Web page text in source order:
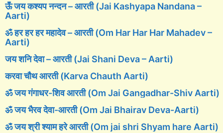
ऊँ जय कश्यप नन्दन – आरती (Jai Kashyapa Nandana –
Aarti)
ॐ हर हर हर महादेव – आरती (Om Har Har Har Mahadev –
Aarti)
जय शनि देवा – आरती (Jai Shani Deva – Aarti)
करवा चौथ आरती (Karva Chauth Aarti)
ॐ जय गंगाधर-शिव आरती (Om Jai Gangadhar-Shiv Aarti)
ॐ जय भैरव देवा-आरती (Om Jai Bhairav Deva-Aarti)
ॐ जय श्री श्याम हरे आरती (Om jai shri Shyam hare Aarti)